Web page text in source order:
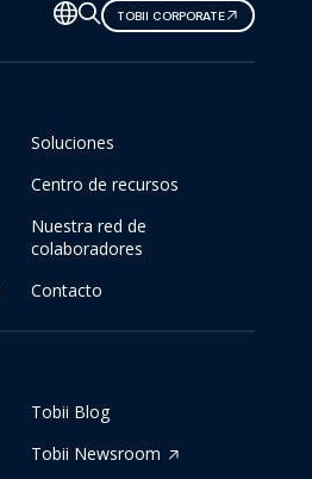
TOBII CORPORATE
Soluciones
Centro de recursos
Nuestra red de
colaboradores
Contacto
Tobii Blog
Tobii Newsroom